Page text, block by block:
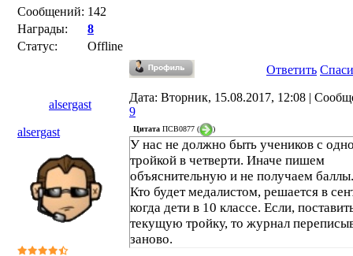
Сообщений: 142
Награды:
8
Статус:
Offline
Ответить
alsergast
Дата: Вторник, 15.08.2017, 12:08 |
9
alsergast
Цитата ПСВ0877 ( )
У нас не должно быть учеников с
тройкой в четверти. Иначе пишем
объяснительную и не получаем баллы.
Кто будет медалистом, решается в
когда дети в 10 классе. Если,
текущую тройку, то журнал
заново.